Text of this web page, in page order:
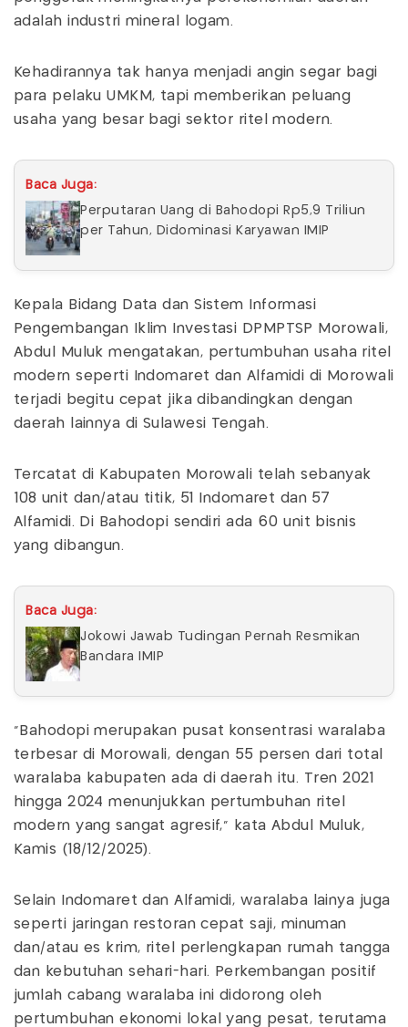
adalah industri mineral logam.
Kehadirannya tak hanya menjadi angin segar bagi
para pelaku UMKM, tapi memberikan peluang
usaha yang besar bagi sektor ritel modern.
Baca Juga:
Perputaran Uang di Bahodopi Rp5,9 Triliun
per Tahun, Didominasi Karyawan IMIP
Kepala Bidang Data dan Sistem Informasi
Pengembangan Iklim Investasi DPMPTSP Morowali,
Abdul Muluk mengatakan, pertumbuhan usaha ritel
modern seperti Indomaret dan Alfamidi di Morowali
terjadi begitu cepat jika dibandingkan dengan
daerah lainnya di Sulawesi Tengah.
Tercatat di Kabupaten Morowali telah sebanyak
108 unit dan/atau titik, 51 Indomaret dan 57
Alfamidi. Di Bahodopi sendiri ada 60 unit bisnis
yang dibangun.
Baca Juga:
Jokowi Jawab Tudingan Pernah Resmikan
Bandara IMIP
“Bahodopi merupakan pusat konsentrasi waralaba
terbesar di Morowali, dengan 55 persen dari total
waralaba kabupaten ada di daerah itu. Tren 2021
hingga 2024 menunjukkan pertumbuhan ritel
modern yang sangat agresif,” kata Abdul Muluk,
Kamis (18/12/2025).
Selain Indomaret dan Alfamidi, waralaba lainya juga
seperti jaringan restoran cepat saji, minuman
dan/atau es krim, ritel perlengkapan rumah tangga
dan kebutuhan sehari-hari. Perkembangan positif
jumlah cabang waralaba ini didorong oleh
pertumbuhan ekonomi lokal yang pesat, terutama